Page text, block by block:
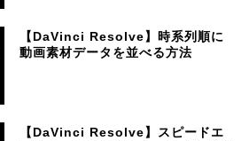
【DaVinci Resolve】時系列順に
動画素材データを並べる方法
【DaVinci Resolve】スピードエ